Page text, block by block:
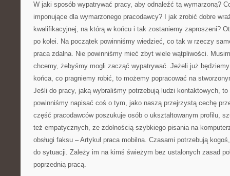
W jaki sposób wypatrywać pracy, aby odnaleźć tą wymarzoną?
imponujące dla wymarzonego pracodawcy? I jak zrobić dobre
kwalifikacyjnej, na którą w końcu i tak zostaniemy zaproszeni?
po kolei. Na początek powinniśmy wiedzieć, co tak w rzeczy
praca zdalna. Nie powinniśmy mieć zbyt wiele wątpliwości.
chcemy, żebyśmy mogli zacząć wypatrywać. Jeżeli już
końca, co pragniemy robić, to możemy popracować na
Jeśli do pracy, jaką wybraliśmy potrzebują ludzi kontaktowych,
powinniśmy napisać coś o tym, jako naszą przejrzystą cechę
część pracodawców poszukuje osób o ukształtowanym profilu,
też empatycznych, ze zdolnością szybkiego pisania na
obsługi faksu – Artykuł praca mobilna. Czasami potrzebują
do sytuacji. Zależy im na kimś świeżym bez ustalonych zasad
poprzednią pracą.